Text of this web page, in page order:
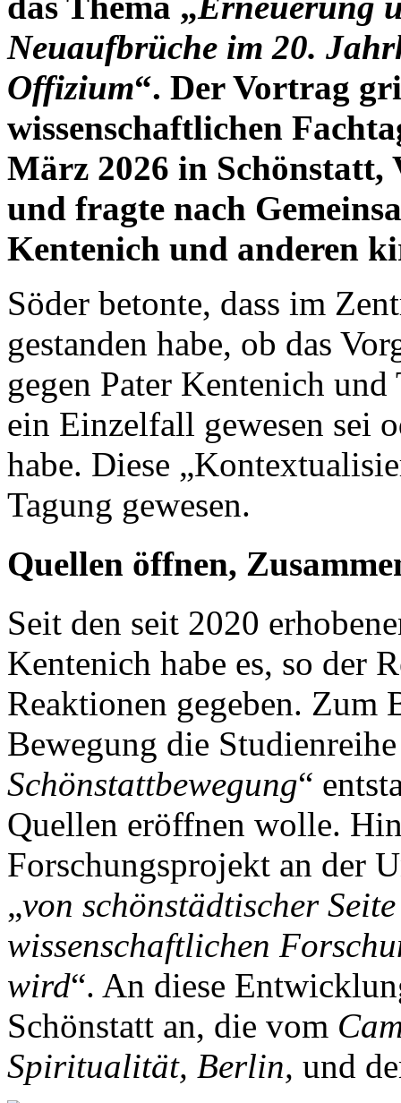
Neuaufbrüche im 20.
Offizium“. Der Vortrag
wissenschaftlichen
März 2026 in Schönstatt,
und fragte nach
Kentenich und anderen
Söder betonte, dass im
gestanden habe, ob das
gegen Pater Kentenich
ein Einzelfall gewesen sei
habe. Diese
Tagung gewesen.
Quellen öffnen,
Seit den seit 2020
Kentenich habe es, so der
Reaktionen gegeben. Zum
Bewegung die
Schönstattbewegung“
Quellen eröffnen wolle.
Forschungsprojekt an der
„von schönstädtischer
wissenschaftlichen
wird“. An diese
Schönstatt an, die vom
Spiritualität, Berlin, und